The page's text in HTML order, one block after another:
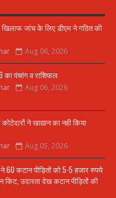
जांच के लिए डीएम ने गठित की
Aug 06, 2026
पंचांग व राशिफल
Aug 06, 2026
ने खाद्यान का नही किया
Aug 05, 2026
ने 60 कटान पीड़ितों को 5-5 हजार रुपये
किट, उदारता देख कटान पीड़ितों की